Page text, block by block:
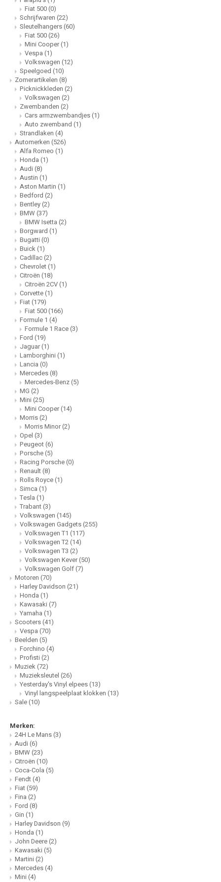
Fiat 500(0)
Schrijfwaren (22)
Sleutelhangers(60)
Fiat 500(26)
Mini Cooper(1)
Vespa (1)
Volkswagen (12)
Speelgoed (10)
Zomerartikelen (8)
Picknickkleden (2)
Volkswagen (2)
Zwembanden (2)
Cars armzwembandjes(1)
Auto zwemband (1)
Strandlaken (4)
Automerken (526)
Alfa Romeo (1)
Honda (1)
Audi(8)
Austin (1)
Aston Martin (1)
Bedford (2)
Bentley(2)
BMW (37)
BMW Isetta (2)
Borgward (1)
Bugatti(0)
Buick(1)
Cadillac(2)
Chevrolet(1)
Citroën (18)
Citroën 2CV(1)
Corvette(1)
Fiat(179)
Fiat 500(166)
Formule 1 (4)
Formule 1 Race(3)
Ford (19)
Jaguar(1)
Lamborghini(1)
Lancia (0)
Mercedes(8)
Mercedes-Benz(5)
MG (2)
Mini(25)
Mini Cooper(14)
Morris(2)
Morris Minor(2)
Opel (3)
Peugeot(6)
Porsche(5)
Racing Porsche(0)
Renault(8)
Rolls Royce(1)
Simca (1)
Tesla (1)
Trabant(3)
Volkswagen (145)
Volkswagen Gadgets(255)
Volkswagen T1 (117)
Volkswagen T2(14)
Volkswagen T3 (2)
Volkswagen Kever(50)
Volkswagen Golf(7)
Motoren (70)
Harley Davidson (21)
Honda (1)
Kawasaki(7)
Yamaha (1)
Scooters(41)
Vespa (70)
Beelden (5)
Forchino (4)
Profisti(2)
Muziek(72)
Muzieksleutel (26)
Yesterday's Vinyl elpees(13)
Vinyl langspeelplaat klokken (13)
Sale(10)
Merken:
24H Le Mans(3)
Audi(6)
BMW (23)
Citroën (10)
Coca-Cola (5)
Fendt(4)
Fiat(59)
Fina (2)
Ford (8)
Gin (1)
Harley Davidson (9)
Honda (1)
John Deere(2)
Kawasaki(5)
Martini(2)
Mercedes(4)
Mini(4)